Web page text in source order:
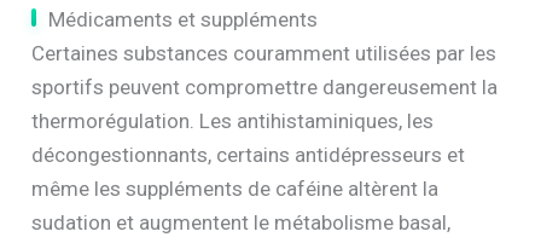
Médicaments et suppléments
Certaines substances couramment utilisées par les
sportifs peuvent compromettre dangereusement la
thermorégulation. Les antihistaminiques, les
décongestionnants, certains antidépresseurs et
même les suppléments de caféine altèrent la
sudation et augmentent le métabolisme basal,